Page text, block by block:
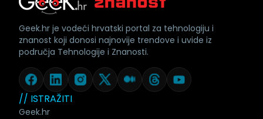
// ISTRAŽITI
Geek.hr
Geek.hr je vodeći hrvatski portal za tehnologiju i
znanost koji donosi najnovije trendove i uvide iz
područja Tehnologije i Znanosti.